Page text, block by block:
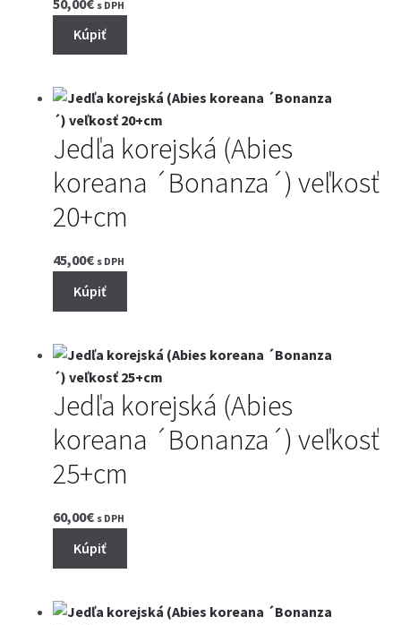
s DPH
Kúpiť
Jedľa korejská (Abies
koreana ´Bonanza´) veľkosť
20+cm
45,00€ s DPH
Kúpiť
Jedľa korejská (Abies
koreana ´Bonanza´) veľkosť
25+cm
60,00€ s DPH
Kúpiť